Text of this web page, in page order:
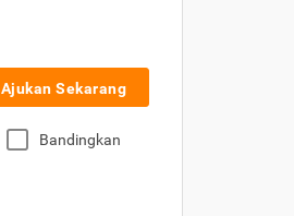
Ajukan Sekarang
Bandingkan